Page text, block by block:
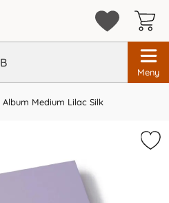
Meny
Medium Lilac Silk